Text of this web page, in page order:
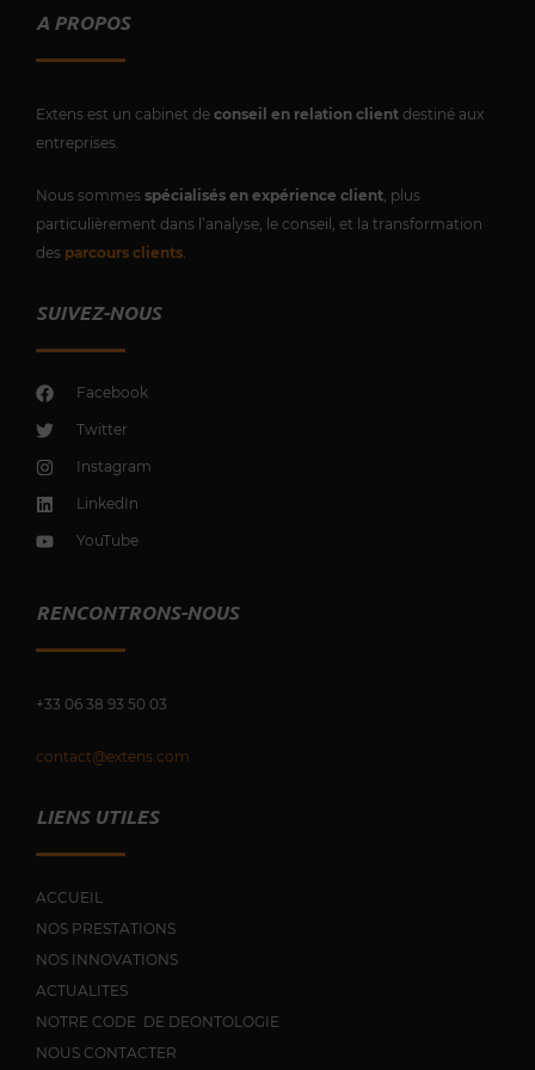
A PROPOS
Extens est un cabinet de conseil en relation client destiné aux
entreprises.
Nous sommes spécialisés en expérience client, plus
particulièrement dans l’analyse, le conseil, et la transformation
des parcours clients.
SUIVEZ-NOUS
Facebook
Twitter
Instagram
LinkedIn
YouTube
RENCONTRONS-NOUS
+33 06 38 93 50 03
contact@extens.com
LIENS UTILES
ACCUEIL
NOS PRESTATIONS
NOS INNOVATIONS
ACTUALITES
NOTRE CODE DE DEONTOLOGIE
NOUS CONTACTER